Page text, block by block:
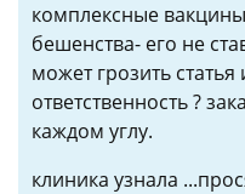
комплексные
бешенства- его не
может грозить
ответственность ?
каждом углу.
клиника узнала